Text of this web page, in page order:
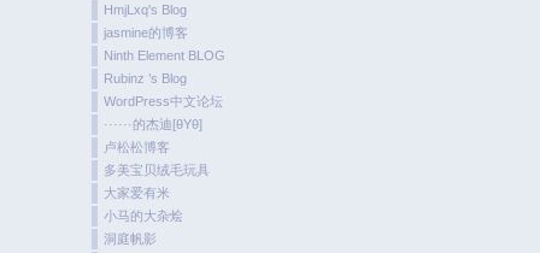
HmjLxq's Blog
jasmine的博客
Ninth Element BLOG
Rubinz ’s Blog
WordPress中文论坛
······的杰迪[θYθ]
卢松松博客
多美宝贝绒毛玩具
大家爱有米
小马的大杂烩
洞庭帆影